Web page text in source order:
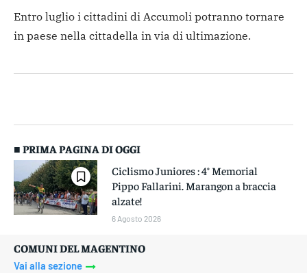
Entro luglio i cittadini di Accumoli potranno tornare
in paese nella cittadella in via di ultimazione.
■ PRIMA PAGINA DI OGGI
Ciclismo Juniores : 4° Memorial
Pippo Fallarini. Marangon a braccia
alzate!
6 Agosto 2026
COMUNI DEL MAGENTINO
Vai alla sezione